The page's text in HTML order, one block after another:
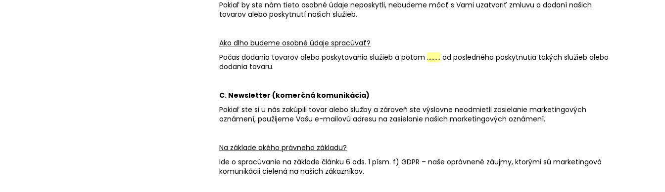
Pokiaľ by ste nám tieto osobné údaje neposkytli, nebudeme môcť s Vami uzatvoriť zmluvu o dodaní našich
tovarov alebo poskytnutí našich služieb.
Ako dlho budeme osobné údaje spracúvať?
Počas dodania tovarov alebo poskytovania služieb a potom ……… od posledného poskytnutia takých služieb alebo
dodania tovaru.
C. Newsletter (komerčná komunikácia)
Pokiaľ ste si u nás zakúpili tovar alebo služby a zároveň ste výslovne neodmietli zasielanie marketingových
oznámení, použijeme Vašu e-mailovú adresu na zasielanie našich marketingových oznámení.
Na základe akého právneho základu?
Ide o spracúvanie na základe článku 6 ods. 1 písm. f) GDPR – naše oprávnené záujmy, ktorými sú marketingová
komunikácii cielená na našich zákazníkov.